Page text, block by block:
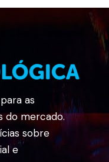
as
do mercado.
sobre
e